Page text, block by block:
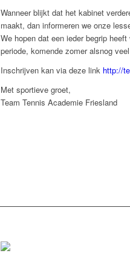
Wanneer blijkt dat het kabinet
maakt, dan informeren we onze
We hopen dat een ieder begrip
periode, komende zomer alsnog
Inschrijven kan via deze link http://
Met sportieve groet,
Team Tennis Academie Friesland